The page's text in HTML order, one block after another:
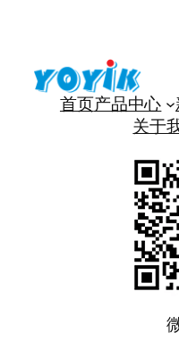
首页产品中心
关于